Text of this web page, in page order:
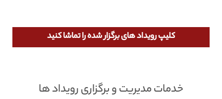
کلیپ رویداد های برگزار شده را تماشا کنید
خدمات مدیریت و برگزاری رویداد ها